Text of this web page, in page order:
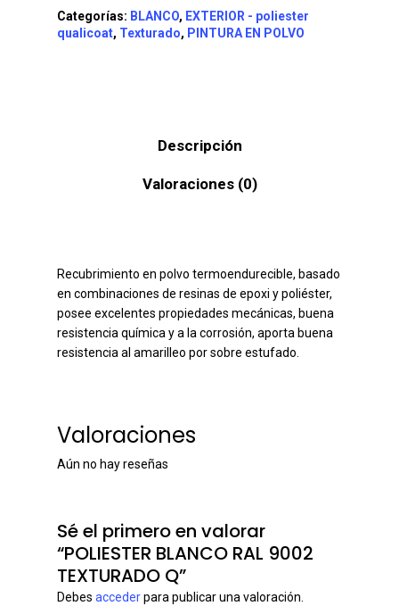
Categorías: BLANCO, EXTERIOR - poliester
qualicoat, Texturado, PINTURA EN POLVO
Descripción
Valoraciones (0)
Recubrimiento en polvo termoendurecible, basado
en combinaciones de resinas de epoxi y poliéster,
posee excelentes propiedades mecánicas, buena
resistencia química y a la corrosión, aporta buena
resistencia al amarilleo por sobre estufado.
Valoraciones
Aún no hay reseñas
Sé el primero en valorar
“POLIESTER BLANCO RAL 9002
TEXTURADO Q”
Debes accederpara publicar una valoración.